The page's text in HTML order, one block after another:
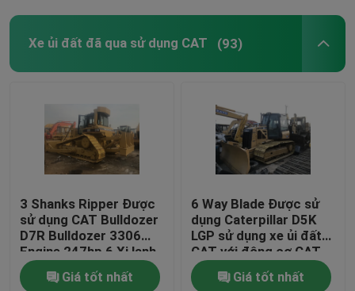
Cần cẩu tay thứ hai
Đường lăn đã qua sử dụng
Xe ủi đất đã qua sử dụng CAT (93)
3 Shanks Ripper Được
sử dụng CAT Bulldozer
D7R Bulldozer 3306
Engine 247hp 6 Xi lanh
Giá tốt nhất
6 Way Blade Được sử
dụng Caterpillar D5K
LGP sử dụng xe ủi đất
CAT với động cơ CAT
C4.4
Giá tốt nhất